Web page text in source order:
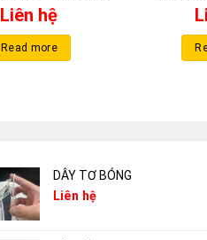
Liên hệ
Read more
DÂY TƠ BÓNG
Liên hệ